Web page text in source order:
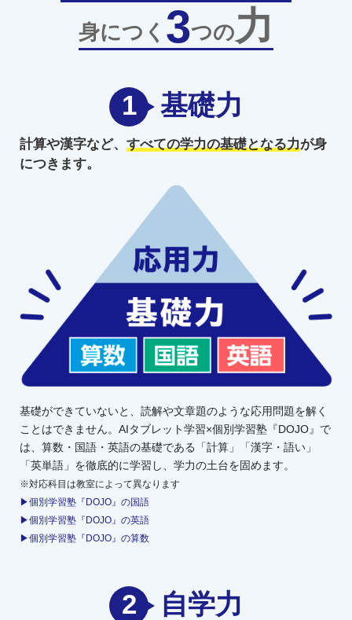
身につく 3つの力
1 基礎力
計算や漢字など、 すべての学力の基礎となる力が身
につきます。
基礎ができていないと、読解や文章題のような応用問題を解く
ことはできません。AIタブレット学習×個別学習塾『DOJO』で
は、算数・国語・英語の基礎である「計算」「漢字・語い」
「英単語」を徹底的に学習し、学力の土台を固めます。
※対応科目は教室によって異なります
▶個別学習塾『DOJO』の国語
▶個別学習塾『DOJO』の英語
▶個別学習塾『DOJO』の算数
2 自学力